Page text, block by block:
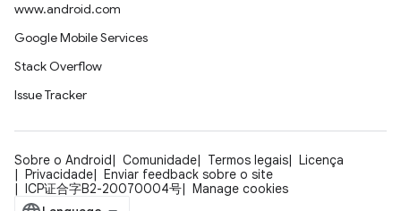
www.android.com
Google Mobile Services
Stack Overflow
Issue Tracker
Sobre o Android Comunidade Termos legais
Licença
Privacidade
Enviar feedback sobre o site
ICP证合字B2-20070004号
Manage cookies